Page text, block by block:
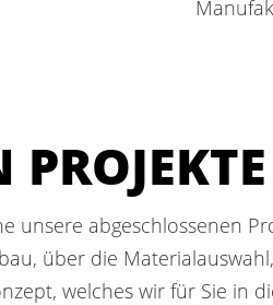
PROJEKTE
unsere abgeschlossenen
über die
welches wir für Sie in